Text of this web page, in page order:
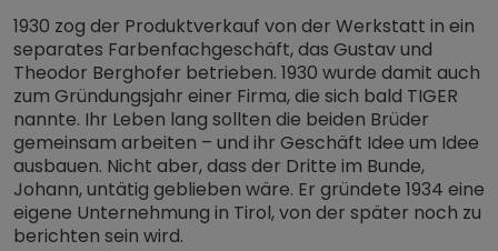
1930 zog der Produktverkauf von der Werkstatt in ein
separates Farbenfachgeschäft, das Gustav und
Theodor Berghofer betrieben. 1930 wurde damit auch
zum Gründungsjahr einer Firma, die sich bald TIGER
nannte. Ihr Leben lang sollten die beiden Brüder
gemeinsam arbeiten – und ihr Geschäft Idee um Idee
ausbauen. Nicht aber, dass der Dritte im Bunde,
Johann, untätig geblieben wäre. Er gründete 1934 eine
eigene Unternehmung in Tirol, von der später noch zu
berichten sein wird.